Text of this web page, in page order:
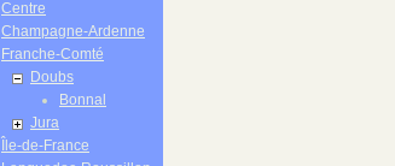
Centre
Champagne-Ardenne
Franche-Comté
Doubs
Bonnal
Jura
Île-de-France